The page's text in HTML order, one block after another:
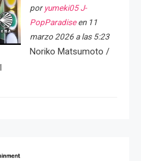
por yumeki05 J-
PopParadiseen 11
marzo 2026 a las 5:23
Noriko Matsumoto /